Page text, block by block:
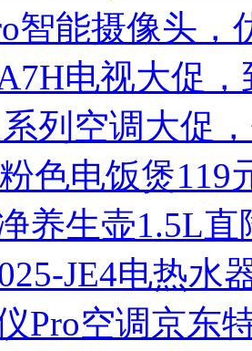
智能摄像头，
电视大促，
列空调大促
色电饭煲119
养生壶1.5L直
JE4电热水
Pro空调京东